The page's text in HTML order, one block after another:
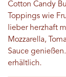
Cotton Candy
Toppings wie
lieber herzhaft
Mozzarella,
Sauce
erhältlich.